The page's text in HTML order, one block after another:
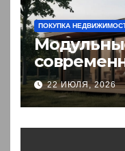
ПОКУПКА
22 ИЮЛЯ, 2026